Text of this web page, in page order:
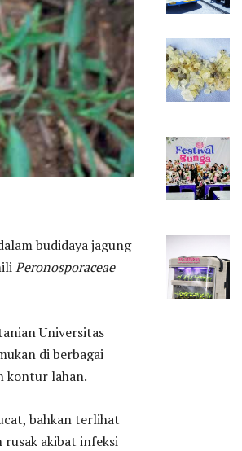
budidaya jagung
Peronosporaceae
Universitas
di berbagai
kontur lahan.
bahkan terlihat
akibat infeksi